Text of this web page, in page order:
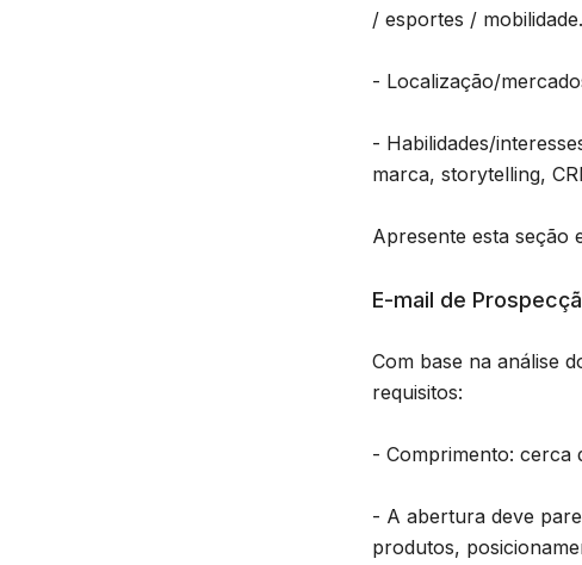
/ esportes / mobilidade.
- Localização/
- Habilidades/
marca, storytelling,
Apresente esta seção
E-mail de
Com base na análise
requisitos:
- Comprimento: cerca
- A abertura deve
produtos,